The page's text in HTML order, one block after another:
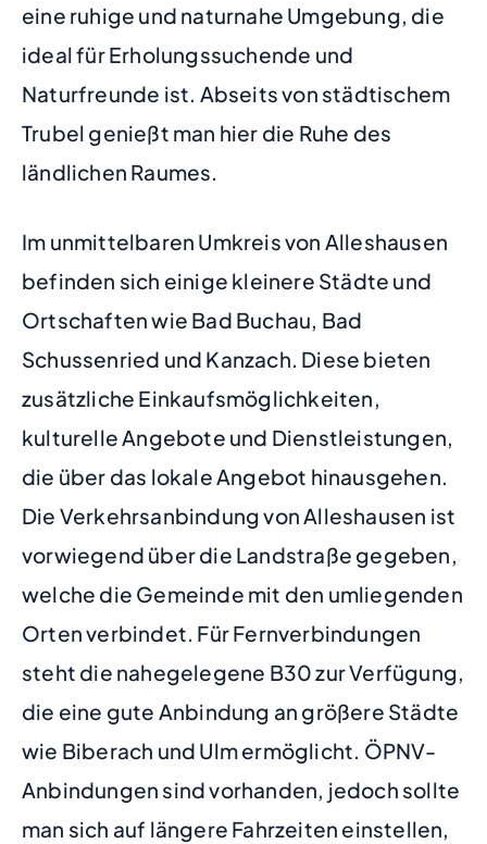
eine ruhige und naturnahe Umgebung, die
ideal für Erholungssuchende und
Naturfreunde ist. Abseits von städtischem
Trubel genießt man hier die Ruhe des
ländlichen Raumes.
Im unmittelbaren Umkreis von Alleshausen
befinden sich einige kleinere Städte und
Ortschaften wie Bad Buchau, Bad
Schussenried und Kanzach. Diese bieten
zusätzliche Einkaufsmöglichkeiten,
kulturelle Angebote und Dienstleistungen,
die über das lokale Angebot hinausgehen.
Die Verkehrsanbindung von Alleshausen ist
vorwiegend über die Landstraße gegeben,
welche die Gemeinde mit den umliegenden
Orten verbindet. Für Fernverbindungen
steht die nahegelegene B30 zur Verfügung,
die eine gute Anbindung an größere Städte
wie Biberach und Ulm ermöglicht. ÖPNV-
Anbindungen sind vorhanden, jedoch sollte
man sich auf längere Fahrzeiten einstellen,